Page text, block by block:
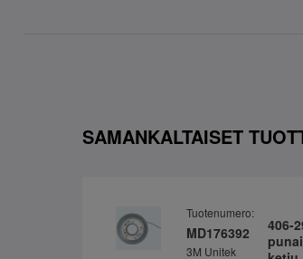
SAMANKALTAISET
Tuotenumero:
MD176392
3M Unitek
406-